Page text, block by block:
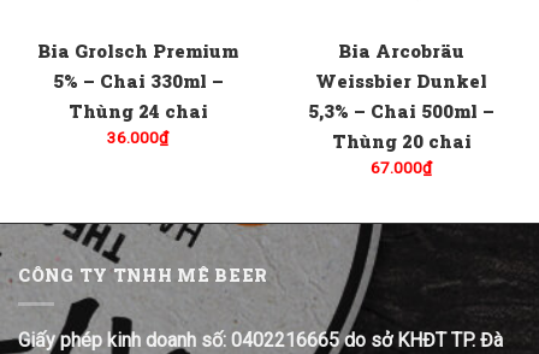
Bia Grolsch Premium
5% – Chai 330ml –
Thùng 24 chai
36.000₫
Bia Arcobräu
Weissbier Dunkel
5,3% – Chai 500ml –
Thùng 20 chai
67.000₫
CÔNG TY TNHH MÊ BEER
Giấy phép kinh doanh số: 0402216665 do sở KHĐT TP. Đà